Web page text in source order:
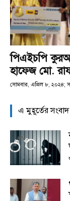
পিএইচপি
হাফেজ মো.
সোমবার, এপ্রিল ৮, ২০২৪;
এ মুহূর্তের সংবাদ